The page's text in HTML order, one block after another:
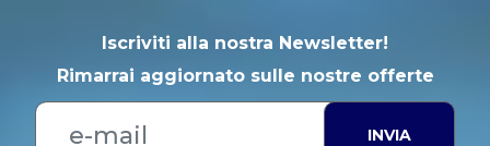
Iscriviti alla nostra Newsletter!
Rimarrai aggiornato sulle nostre offerte
INVIA